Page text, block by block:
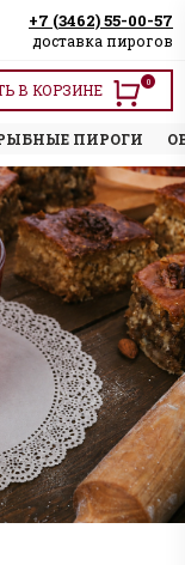
+7 (3462) 55-00-57
доставка пирогов
В КОРЗИНЕ 0
ПИРОГИ